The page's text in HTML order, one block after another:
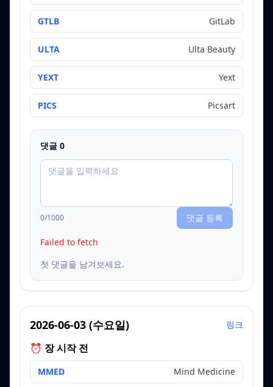
GTLB GitLab
ULTA Ulta Beauty
YEXT Yext
PICS Picsart
댓글 0
0/1000 댓글 등록
Failed to fetch
첫 댓글을 남겨보세요.
2026-06-03 (수요일) 링크
⏰ 장 시작 전
MMED Mind Medicine